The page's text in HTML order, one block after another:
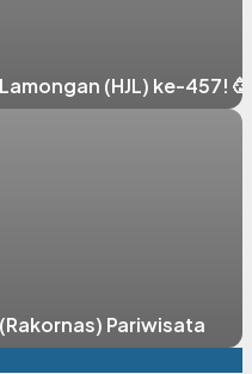
(HJL) ke-457! 🥳
Pariwisata